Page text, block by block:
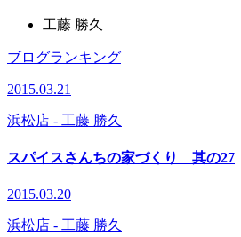
工藤 勝久
ブログランキング
2015.03.21
浜松店 - 工藤 勝久
スパイスさんちの家づくり 其の27
2015.03.20
浜松店 - 工藤 勝久